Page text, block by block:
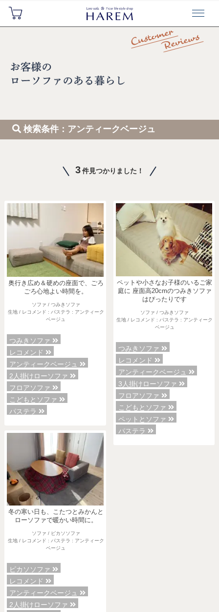
検索条件：アンティークベージュ
3件見つかりました！
奥行き広め＆硬めの座面で、ごろ
ごろ心地よい時間を。
ソファ / つみきソファ
生地 / レコメンド : パステラ : アンティーク
ベージュ
つみきソファ
レコメンド
アンティークベージュ
2人掛けローソファ
フロアソファ
こどもとソファ
パステラ
冬の寒い日も、こたつとみかんと
ローソファで暖かい時間に。
ソファ / ピカソソファ
生地 / レコメンド : パステラ : アンティーク
ベージュ
ピカソソファ
レコメンド
アンティークベージュ
2人掛けローソファ
ペットや小さなお子様のいるご家
庭に 座面高20cmのつみきソファ
はぴったりです
ソファ / つみきソファ
生地 / レコメンド : パステラ : アンティーク
ベージュ
つみきソファ
レコメンド
アンティークベージュ
3人掛けローソファ
フロアソファ
こどもとソファ
ペットとソファ
パステラ